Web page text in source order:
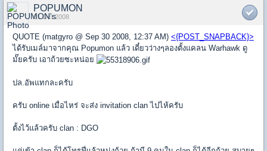
POPUMON
01 Oct 2008
QUOTE (matgyro @ Sep 30 2008, 12:37 AM) <{POST_SNAPBACK}>
ได้รับเมล์มาจากคุณ Popumon แล้ว เดี๋ยวว่างๆลองตั้งแคลน Warhawk ดู
มั๊ยครับ เอาถ้วยซะหน่อย
ปล.อัพแทกละครับ
ครับ online เมื่อไหร่ จะส่ง invitation clan ไปไห้ครับ
ตั้งไว้แล้วครับ clan : DGO